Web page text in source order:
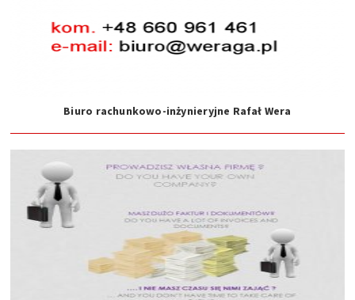
Biuro rachunkowo-inżynieryjne Rafał Wera